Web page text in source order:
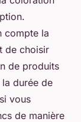
compte la
de choisir
de produits
durée de
vous
de manière